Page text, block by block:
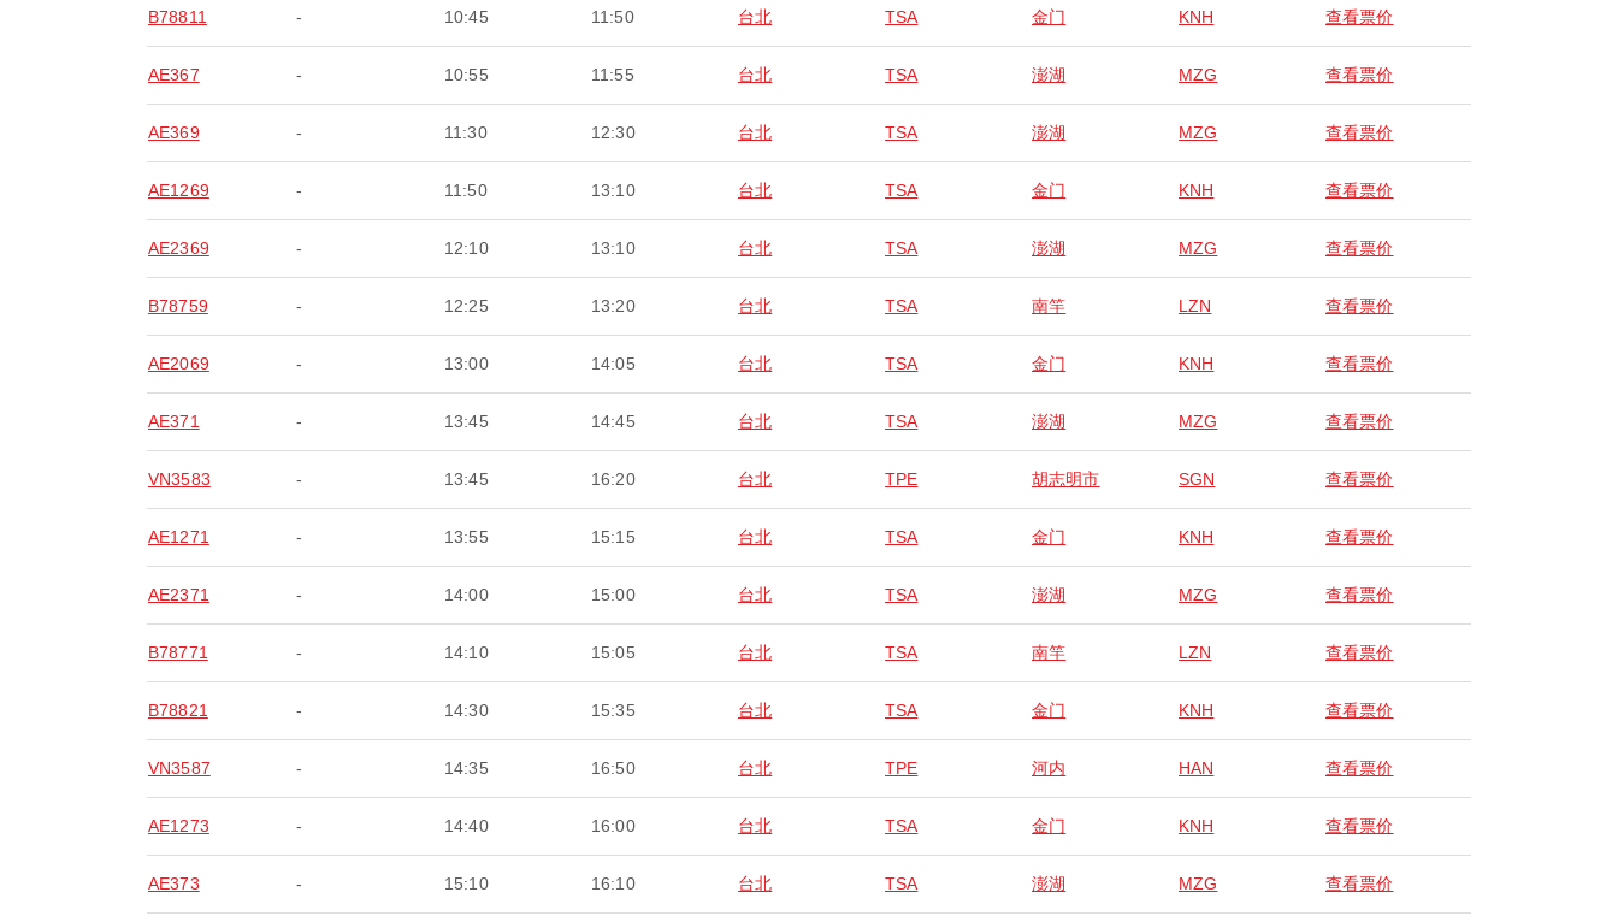
B78811 - 10:45 11:50 台北 TSA 金门 KNH 查看票价
AE367 - 10:55 11:55 台北 TSA 澎湖 MZG 查看票价
AE369 - 11:30 12:30 台北 TSA 澎湖 MZG 查看票价
AE1269 - 11:50 13:10 台北 TSA 金门 KNH 查看票价
AE2369 - 12:10 13:10 台北 TSA 澎湖 MZG 查看票价
B78759 - 12:25 13:20 台北 TSA 南竿 LZN 查看票价
AE2069 - 13:00 14:05 台北 TSA 金门 KNH 查看票价
AE371 - 13:45 14:45 台北 TSA 澎湖 MZG 查看票价
VN3583 - 13:45 16:20 台北 TPE 胡志明市 SGN 查看票价
AE1271 - 13:55 15:15 台北 TSA 金门 KNH 查看票价
AE2371 - 14:00 15:00 台北 TSA 澎湖 MZG 查看票价
B78771 - 14:10 15:05 台北 TSA 南竿 LZN 查看票价
B78821 - 14:30 15:35 台北 TSA 金门 KNH 查看票价
VN3587 - 14:35 16:50 台北 TPE 河内 HAN 查看票价
AE1273 - 14:40 16:00 台北 TSA 金门 KNH 查看票价
AE373 - 15:10 16:10 台北 TSA 澎湖 MZG 查看票价